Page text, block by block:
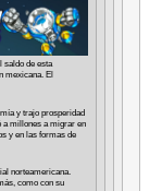
saldo de esta
mexicana. El
y trajo prosperidad
a millones a migrar en
y en las formas de
norteamericana.
como con su